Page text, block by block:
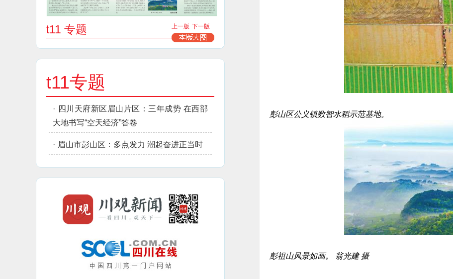
t11 专题 上一版 下一版
t11专题
· 四川天府新区眉山片区：三年成势 在西部
大地书写“空天经济”答卷
· 眉山市彭山区：多点发力 潮起奋进正当时
彭山区公义镇数智水稻示范基地。
彭祖山风景如画。 翁光建 摄